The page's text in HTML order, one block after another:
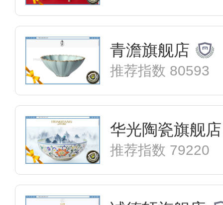
青澹旗舰店
推荐指数 80593
华光陶瓷旗舰店
推荐指数 79220